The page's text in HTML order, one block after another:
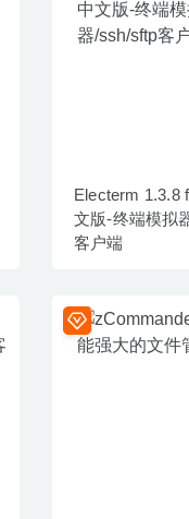
Electerm 1.3.8
文版-终端模拟
客户端